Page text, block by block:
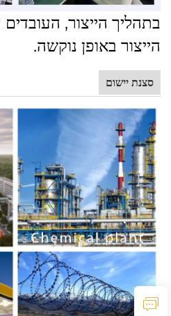
בתהליך הייצור,
הייצור באופן נוקשה.
סצנת יישום